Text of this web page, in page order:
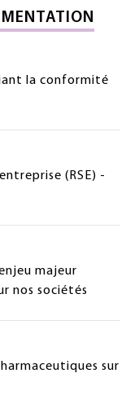
la conformité
(RSE) -
majeur
nos sociétés
sur